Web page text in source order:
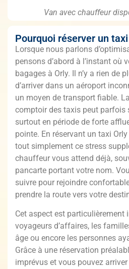
Van avec chauffeur
Pourquoi réserver un taxi
Lorsque nous parlons
pensons d’abord à l’instant où
bagages à Orly. Il n’y a rien de
d’arriver dans un aéroport
un moyen de transport fiable.
comptoir des taxis peut parfois
surtout en période de forte
pointe. En réservant un taxi
tout simplement ce stress
chauffeur vous attend déjà,
pancarte portant votre nom.
suivre pour rejoindre
prendre la route vers votre
Cet aspect est particulièrement
voyageurs d’affaires, les
âge ou encore les personnes
Grâce à une réservation
imprévus et vous pouvez